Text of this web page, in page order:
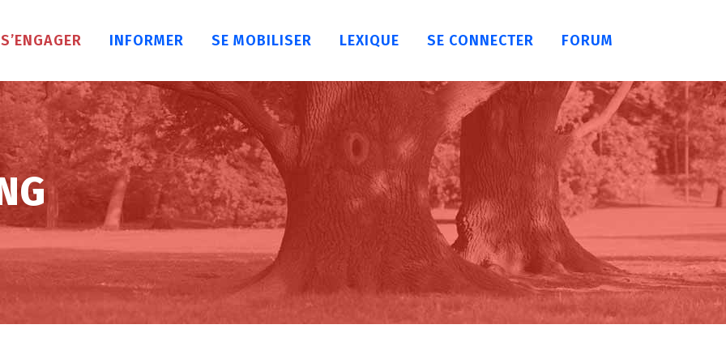
S’ENGAGER INFORMER SE MOBILISER LEXIQUE SE CONNECTER FORUM